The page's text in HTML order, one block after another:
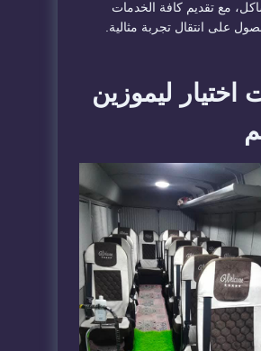
مع تقديم كافة الخدمات
على انتقال تجربة مثالية.
اختيار ليموزين